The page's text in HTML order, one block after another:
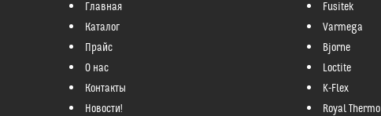
Главная
Каталог
Прайс
О нас
Контакты
Новости!
Fusitek
Varmega
Bjorne
Loctite
K-Flex
Royal Thermo